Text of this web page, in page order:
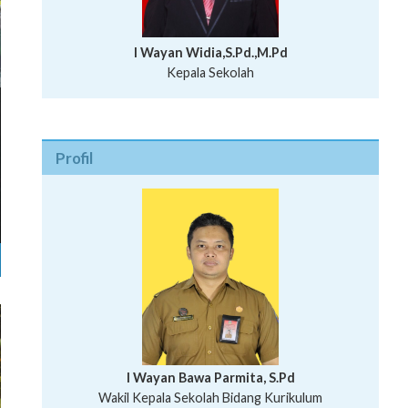
I Wayan Widia,S.Pd.,M.Pd
Kepala Sekolah
Profil
I Wayan Bawa Parmita, S.Pd
Wakil Kepala Sekolah Bidang Kurikulum
I Wayan Gede Aditya Pratita, S.Pd., M.Sn
Ni Wayan Nopi Sutantri, S.Pd.